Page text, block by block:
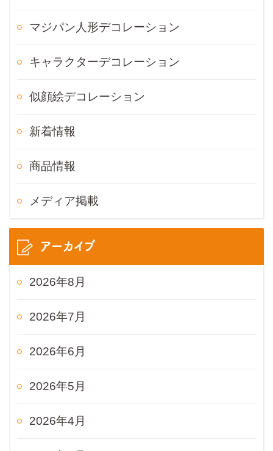
マジパン人形デコレーション
キャラクターデコレーション
似顔絵デコレーション
新着情報
商品情報
メディア掲載
アーカイブ
2026年8月
2026年7月
2026年6月
2026年5月
2026年4月